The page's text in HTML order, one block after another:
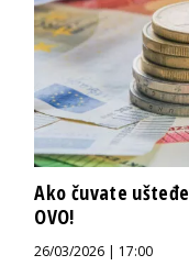
Ako čuvate
OVO!
26/03/2026 | 17:00